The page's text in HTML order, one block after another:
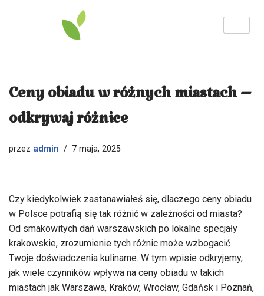
Ceny obiadu w różnych miastach –
odkrywaj różnice
przez admin 7 maja, 2025
Czy kiedykolwiek zastanawiałeś się, dlaczego ceny obiadu
w Polsce potrafią się tak różnić w zależności od miasta?
Od smakowitych dań warszawskich po lokalne specjały
krakowskie, zrozumienie tych różnic może wzbogacić
Twoje doświadczenia kulinarne. W tym wpisie odkryjemy,
jak wiele czynników wpływa na ceny obiadu w takich
miastach jak Warszawa, Kraków, Wrocław, Gdańsk i Poznań,